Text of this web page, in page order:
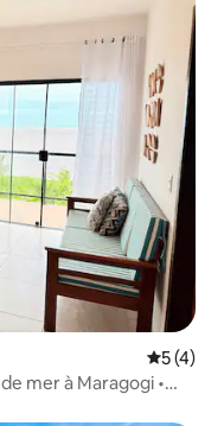
5 (4)
mer à Maragogi •